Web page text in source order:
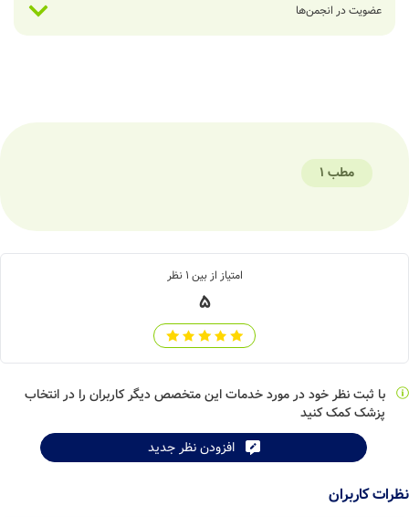
عضویت در انجمن‌ها
مطب 1
امتیاز از بین 1 نظر
5
با ثبت نظر خود در مورد خدمات این متخصص دیگر کاربران را در انتخاب
پزشک کمک کنید
افزودن نظر جدید
نظرات کاربران